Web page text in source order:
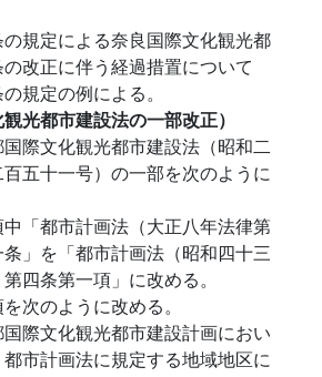
規定による奈良国際文化観光都
改正に伴う経過措置について
規定の例による。
観光都市建設法の一部改正）
際文化観光都市建設法（昭和二
五十一号）の一部を次のように
「都市計画法（大正八年法律第
」を「都市計画法（昭和四十三
四条第一項」に改める。
次のように改める。
際文化観光都市建設計画におい
市計画法に規定する地域地区に